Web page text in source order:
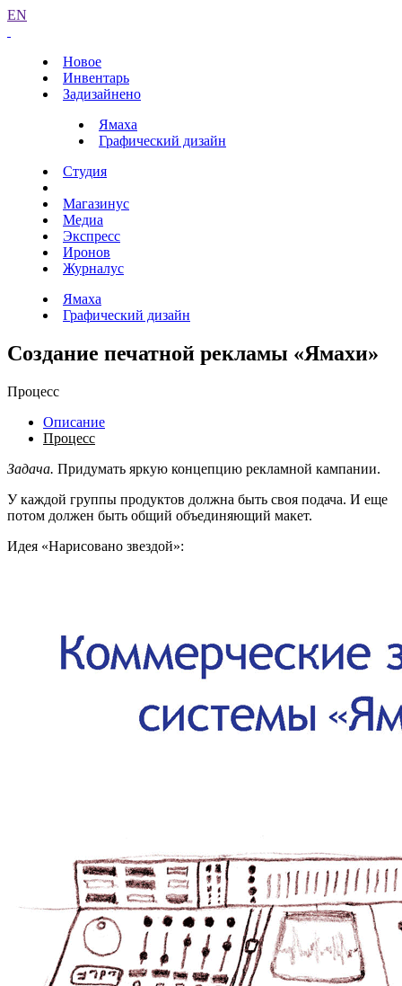
EN
Новое
Инвентарь
Задизайнено
Ямаха
Графический дизайн
Студия
Магазинус
Медиа
Экспресс
Иронов
Журналус
Ямаха
Графический дизайн
Создание печатной рекламы «Ямахи»
Процесс
Описание
Процесс
Задача. Придумать яркую концепцию рекламной кампании.
У каждой группы продуктов должна быть своя подача. И еще
потом должен быть общий объединяющий макет.
Идея «Нарисовано звездой»: